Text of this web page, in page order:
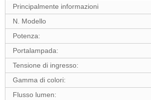
Principalmente informazioni
N. Modello
Potenza:
Portalampada:
Tensione di ingresso:
Gamma di colori:
Flusso lumen: